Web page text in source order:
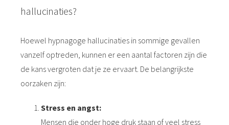
hallucinaties?
Hoewel hypnagoge hallucinaties in sommige gevallen
vanzelf optreden, kunnen er een aantal factoren zijn die
de kans vergroten dat je ze ervaart. De belangrijkste
oorzaken zijn:
Stress en angst:
Mensen die onder hoge druk staan of veel stress